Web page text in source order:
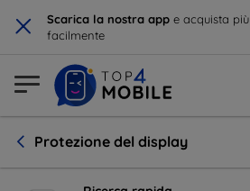
× Scarica la nostra app e acquista più
facilmente
Protezione del display